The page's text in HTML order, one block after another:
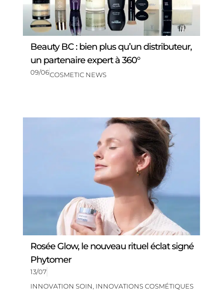
Beauty BC : bien plus qu’un distributeur,
un partenaire expert à 360°
09/06COSMETIC NEWS
Rosée Glow, le nouveau rituel éclat signé
Phytomer
13/07
INNOVATION SOIN INNOVATIONS COSMÉTIQUES